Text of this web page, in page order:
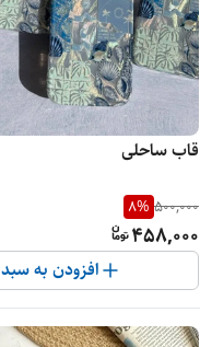
قاب ساحلی
500,000
8%
458,000
افزودن به سبد